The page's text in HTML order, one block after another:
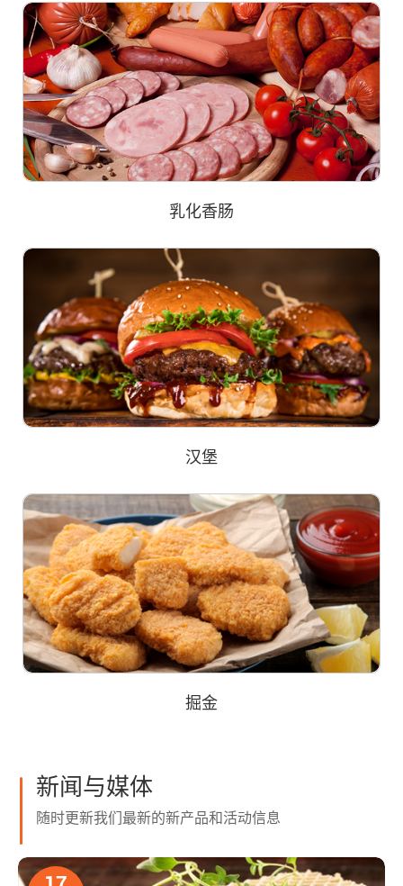
乳化香肠
汉堡
掘金
新闻与媒体
随时更新我们最新的新产品和活动信息